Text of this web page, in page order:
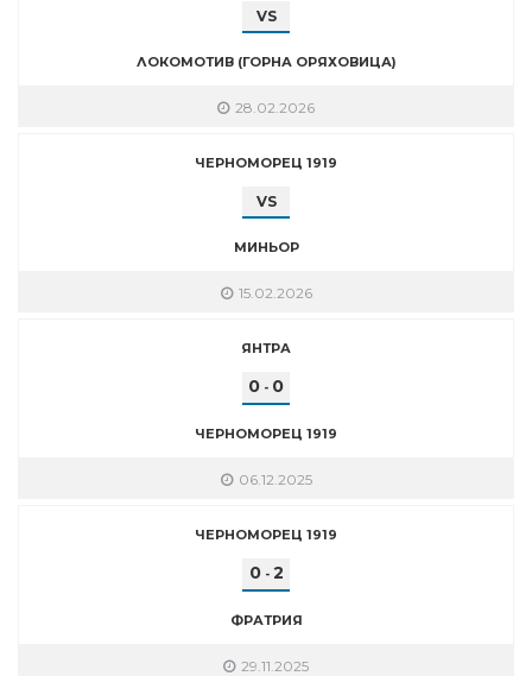
VS
ЛОКОМОТИВ (ГОРНА ОРЯХОВИЦА)
28.02.2026
ЧЕРНОМОРЕЦ 1919
VS
МИНЬОР
15.02.2026
ЯНТРА
0 - 0
ЧЕРНОМОРЕЦ 1919
06.12.2025
ЧЕРНОМОРЕЦ 1919
0- 2
ФРАТРИЯ
29.11.2025